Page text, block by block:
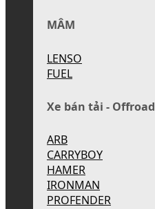
MÂM
LENSO
FUEL
Xe bán tải - Offroad
ARB
CARRYBOY
HAMER
IRONMAN
PROFENDER